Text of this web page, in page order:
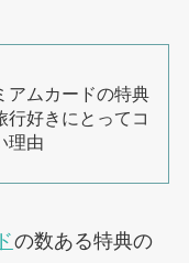
アムカードの特典
行好きにとってコ
理由
の数ある特典の